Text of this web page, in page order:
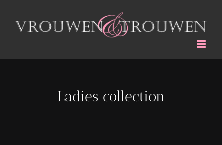
naar
inhoud
Ladies collection